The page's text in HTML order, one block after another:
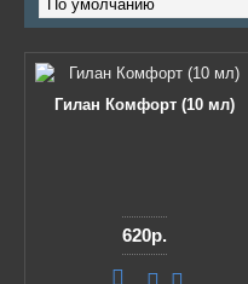
Гилан Комфорт (10 мл)
620р.